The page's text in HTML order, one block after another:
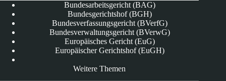
Bundesarbeitsgericht (BAG)
Bundesgerichtshof (BGH)
Bundesverfassungsgericht (BVerfG)
Bundesverwaltungsgericht (BVerwG)
Europäisches Gericht (EuG)
Europäischer Gerichtshof (EuGH)
Weitere Themen